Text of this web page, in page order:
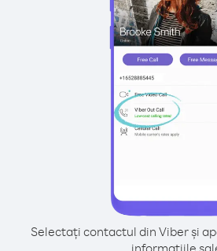
Selectați contactul din Viber și
informațiile